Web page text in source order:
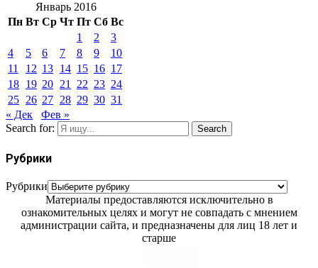
Январь 2016
Пн Вт Ср Чт Пт Сб Вс
1
2
3
4
5 6 7 8 9
10
11
12 13 14 15 16 17
18 19 20 21 22 23 24
25 26 27 28 29 30 31
« Дек
Фев »
Search for:
Search
Рубрики
Рубрики
Материалы предоставляются исключительно в
ознакомительных целях и могут не совпадать с мнением
администрации сайта, и предназначены для лиц 18 лет и
старше